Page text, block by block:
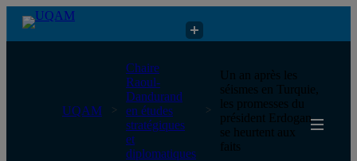
Chaire Raoul-Dandurand en études stratégiques et diplomatiques
UQAM
Chaire
Raoul-
Dandurand
en études
stratégiques
et
diplomatiques
Un an après les
séismes en Turquie,
les promesses du
président Erdogan
se heurtent aux
faits